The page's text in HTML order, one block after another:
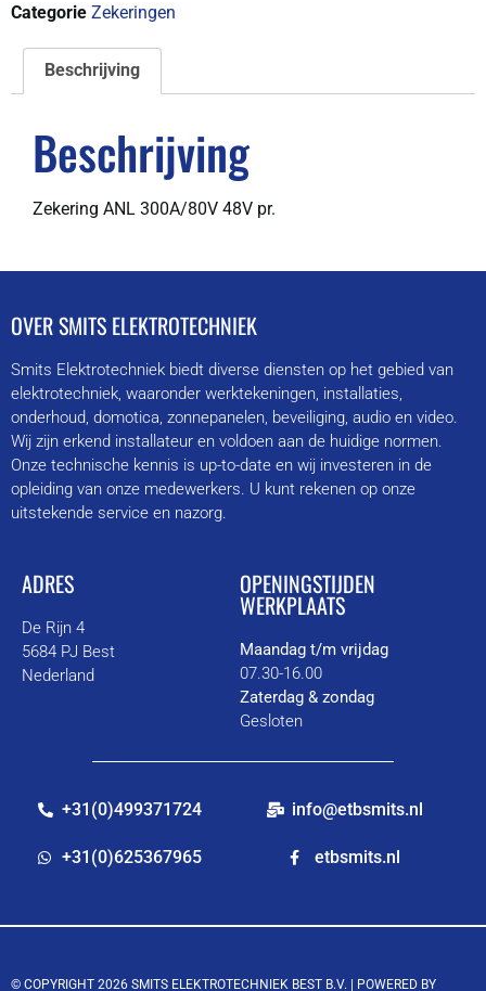
Categorie Zekeringen
Beschrijving
Beschrijving
Zekering ANL 300A/80V 48V pr.
OVER SMITS ELEKTROTECHNIEK
Smits Elektrotechniek biedt diverse diensten op het gebied van
elektrotechniek, waaronder werktekeningen, installaties,
onderhoud, domotica, zonnepanelen, beveiliging, audio en video.
Wij zijn erkend installateur en voldoen aan de huidige normen.
Onze technische kennis is up-to-date en wij investeren in de
opleiding van onze medewerkers. U kunt rekenen op onze
uitstekende service en nazorg.
ADRES
De Rijn 4
5684 PJ Best
Nederland
OPENINGSTIJDEN
WERKPLAATS
Maandag t/m vrijdag
07.30-16.00
Zaterdag & zondag
Gesloten
+31(0)499371724
+31(0)625367965
info@etbsmits.nl
etbsmits.nl
© COPYRIGHT 2026 SMITS ELEKTROTECHNIEK BEST B.V. | POWERED BY